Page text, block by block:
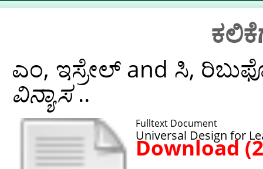
ಎಂ, ಇಸ್ರೇಲ್and ಸಿ,
ವಿನ್ಯಾಸ..
Fulltext Document
Universal Design for
Download